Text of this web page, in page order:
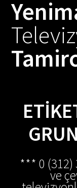
*** 0 (312)
ve